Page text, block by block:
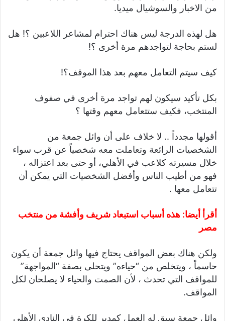
من الاخبار والسوشيال ميديا.
هل لهذه الدرجة ليس هناك احترام لمشاعر اللاعبين ؟! هل
لستم بحاجة لتواجدهم مرة أخرى ؟!
كيف سيتم التعامل معهم بعد هذا الموقف؟!
بكل تأكيد سيكون لهم تواجد مرة أخرى في صفوف
المنتخب، فكيف ستتعامل معهم وقتها ؟
أقولها مجدداً .. لا خلاف على أن وائل جمعة من
الشخصيات الرائعة وتعاملت معه شخصياً عن قرب سواء
خلال مسيرته كلاعب في الأهلي، أو حتى بعد اعتزاله ،
فهو من أطيب الناس وأفضل الشخصيات التي يمكن أن
تتعامل معها .
أقرأ أيضا: هذه أسباب استبعاد شريف وأفشة من منتخب
مصر
ولكن هناك بعض المواقف يحتاج فيها وائل جمعة أن يكون
حاسماً ، ويتخلص من “حياءه” ويتحلى بصفة “المواجهة”
للمواقف التي تحدث ، لأن الصمت والحياء لا يصلحان لكل
المواقف.
وائل جمعة سبق له العمل كمدير للكرة في النادي الأهلي